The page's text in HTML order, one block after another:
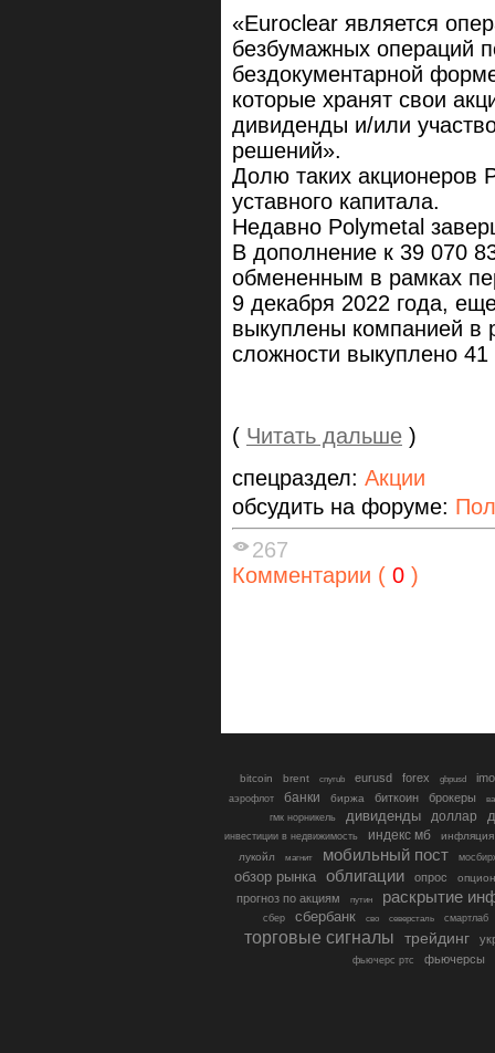
«Euroclear является
безбумажных операций
бездокументарной
которые хранят свои
дивиденды и/или
решений».
Долю таких акционеров
уставного капитала.
Недавно Polymetal
В дополнение к 39 070
обмененным в рамках
9 декабря 2022 года,
выкуплены компанией в
сложности выкуплено
( Читать дальше )
спецраздел: Акции
обсудить на форуме:
267
Комментарии ( 0 )
bitcoin brent cnyrub eurusd forex gbpusd
аэрофлот банки биржа биткоин брокеры
гмк норникель
дивиденды доллар
инвестиции в недвижимость индекс мб
инфляция
лукойл
магнит мобильный пост
обзор рынка облигации опрос
прогноз по акциям путин раскрытие
сбер сбербанк сво северсталь смартлаб
торговые сигналы трейдинг
фьючерс ртс фьючерсы